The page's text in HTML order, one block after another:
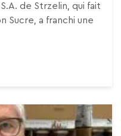
de Strzelin, qui fait
Sucre, a franchi une